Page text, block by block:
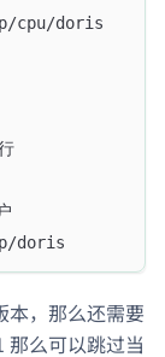
cpu/doris
doris
本，那么还需要
那么可以跳过当